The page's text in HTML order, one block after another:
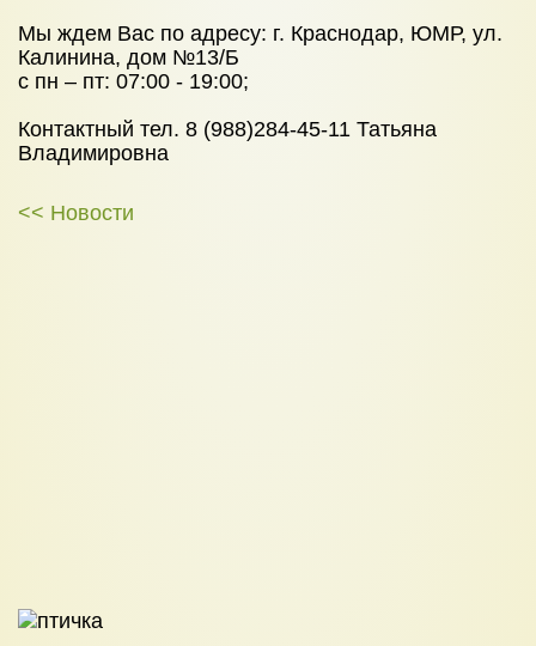
Мы ждем Вас по адресу: г. Краснодар, ЮМР, ул.
Калинина, дом №13/Б
с пн – пт: 07:00 - 19:00;
Контактный тел. 8 (988)284-45-11 Татьяна
Владимировна
<< Новости